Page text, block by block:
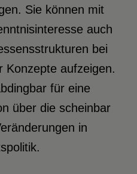
Sie können mit
auch
bei
Konzepte aufzeigen.
für eine
über die scheinbar
in